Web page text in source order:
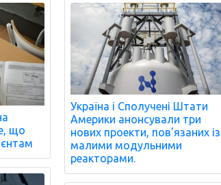
що
Україна і Сполучені Штати
Америки анонсували три
нових проекти, пов'язаних із
малими модульними
реакторами.